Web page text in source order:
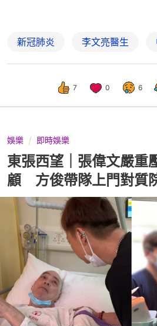
新冠肺炎 李文亮醫生
7 0 6
娛樂 即時娛樂
東張西望｜張偉文嚴重
顧 方俊帶隊上門對質